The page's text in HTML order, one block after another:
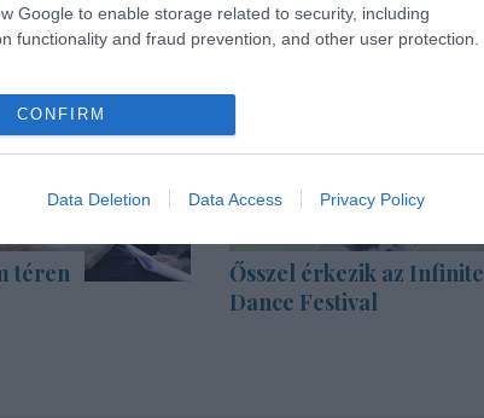
Google to enable storage related to security, including
functionality and fraud prevention, and other user protection.
CONFIRM
Data Deletion Data Access Privacy Policy
téren
Ősszel érkezik az Infinite
Dance Festival